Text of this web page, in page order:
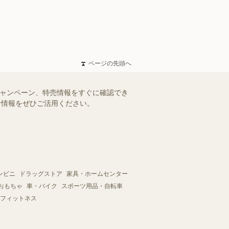
ページの先頭へ
ンペーン、特売情報をすぐに確認でき
報をぜひご活用ください。
ビニ ドラッグストア
家具・ホームセンター
もちゃ
車・バイク
スポーツ用品・自転車
ィットネス